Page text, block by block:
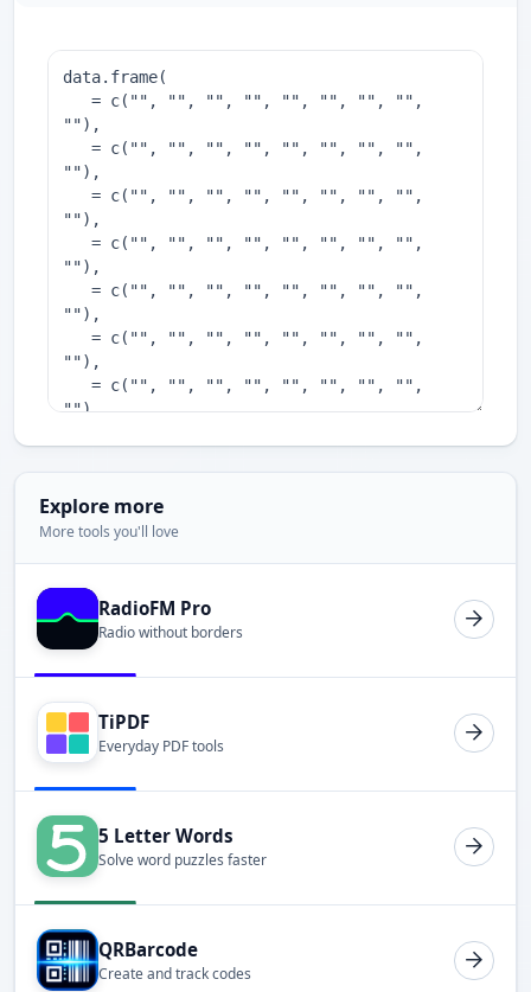
Explore more
More tools you'll love
RadioFM Pro
Radio without borders
TiPDF
Everyday PDF tools
5 Letter Words
Solve word puzzles faster
QRBarcode
Create and track codes